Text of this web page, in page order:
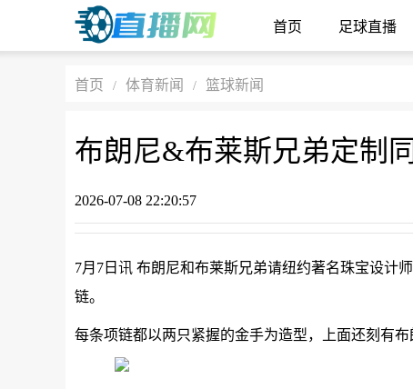
首页 足球直播
首页 / 体育新闻 / 篮球新闻
布朗尼&布莱斯兄弟定制
2026-07-08 22:20:57
7月7日讯 布朗尼和布莱斯兄弟请纽约著名珠宝设计
链。
每条项链都以两只紧握的金手为造型，上面还刻有布